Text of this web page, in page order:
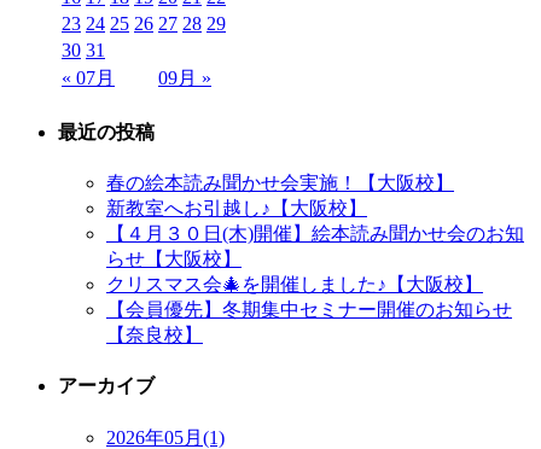
« 07月 09月 »
23 24 25 26 27 28 29
30 31
最近の投稿
春の絵本読み聞かせ会実施！【大阪校】
新教室へお引越し♪【大阪校】
【４月３０日(木)開催】絵本読み聞かせ会のお知
らせ【大阪校】
クリスマス会🎄を開催しました♪【大阪校】
【会員優先】冬期集中セミナー開催のお知らせ
【奈良校】
アーカイブ
2026年05月(1)